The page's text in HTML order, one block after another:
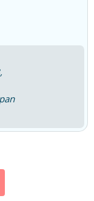
。。。すっきりしな